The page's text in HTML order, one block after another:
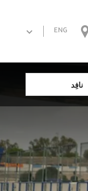
ENG
نافِد